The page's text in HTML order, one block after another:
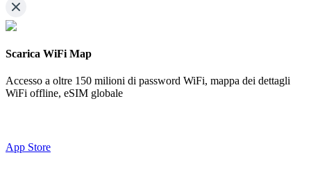
Scarica WiFi Map
Accesso a oltre 150 milioni di password WiFi, mappa dei dettagli
WiFi offline, eSIM globale
App Store